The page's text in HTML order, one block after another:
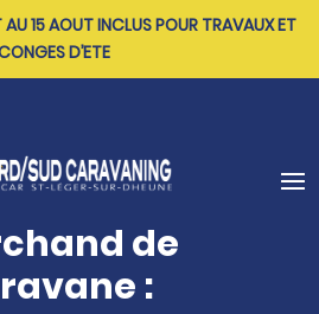
AU 15 AOUT INCLUS POUR TRAVAUX ET
D’ETE
de
: